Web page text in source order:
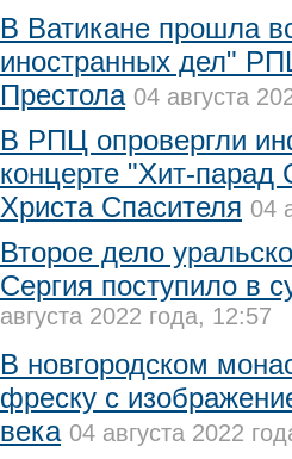
В Ватикане прошла
иностранных дел"
Престола 04 августа
В РПЦ опровергли
концерте "Хит-
Христа Спасителя 04
Второе дело
Сергия поступило в
августа 2022 года, 12:57
В новгородском
фреску с
века 04 августа 2022